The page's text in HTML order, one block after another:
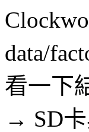
data/
看一下
→ SD